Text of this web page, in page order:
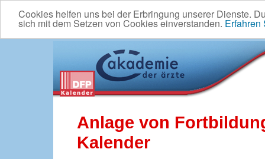
Cookies helfen uns bei der Erbringung unserer Dienste.
sich mit dem Setzen von Cookies einverstanden. Erfahren
Anlage von
Kalender